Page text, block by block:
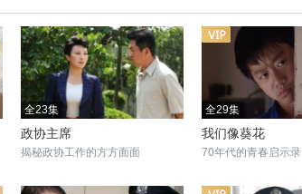
全23集
政协主席
揭秘政协工作的方方面面
全29集
我们像葵花
70年代的青春启示录